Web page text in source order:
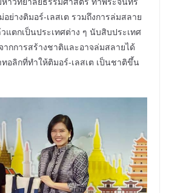
ย่างติมอร์-เลสเต รวมถึงการล่มสลาย
แตกเป็นประเทศต่าง ๆ นับสิบประเทศ
ากการสร้างชาติและอาจล่มสลายได้
อลิกที่ทำให้ติมอร์-เลสเต เป็นชาติขึ้น